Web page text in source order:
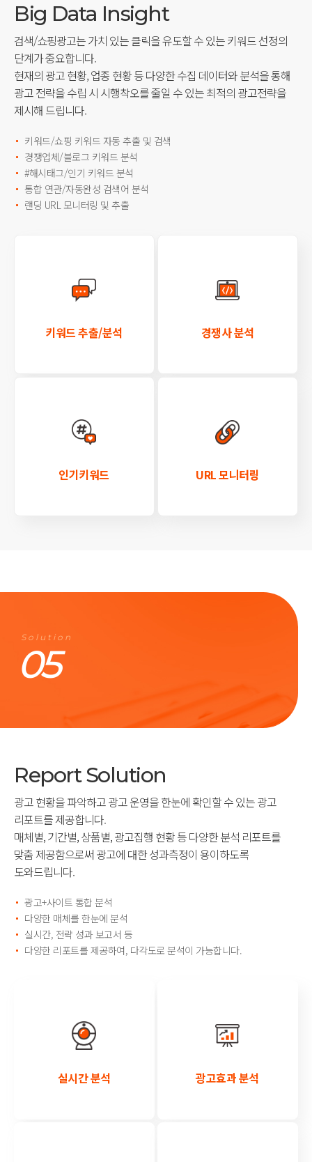
Big Data Insight
검색/쇼핑광고는 가치 있는 클릭을 유도할 수 있는 키워드 선정의
단계가 중요합니다.
현재의 광고 현황, 업종 현황 등 다양한 수집 데이터와 분석을 통해
광고 전략을 수립 시 시행착오를 줄일 수 있는 최적의 광고전략을
제시해 드립니다.
키워드/쇼핑 키워드 자동 추출 및 검색
경쟁업체/블로그 키워드 분석
#해시태그/인기 키워드 분석
통합 연관/자동완성 검색어 분석
랜딩 URL 모니터링 및 추출
키워드 추출/분석 경쟁사 분석
인기키워드 URL 모니터링
Solution
05
Report Solution
광고 현황을 파악하고 광고 운영을 한눈에 확인할 수 있는 광고
리포트를 제공합니다.
매체별, 기간별, 상품별, 광고집행 현황 등 다양한 분석 리포트를
맞춤 제공함으로써 광고에 대한 성과측정이 용이하도록
도와드립니다.
광고+사이트 통합 분석
다양한 매체를 한눈에 분석
실시간, 전략 성과 보고서 등
다양한 리포트를 제공하여, 다각도로 분석이 가능합니다.
실시간 분석 광고효과 분석